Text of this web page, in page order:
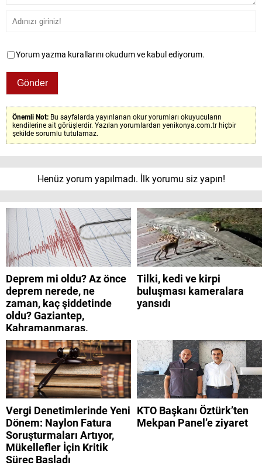
Yorum yazma kurallarını okudum ve kabul ediyorum.
Önemli Not: Bu sayfalarda yayınlanan okur yorumları okuyucuların
kendilerine ait görüşlerdir. Yazılan yorumlardan yenikonya.com.tr hiçbir
şekilde sorumlu tutulamaz.
Henüz yorum yapılmadı. İlk yorumu siz yapın!
Deprem mi oldu? Az önce
deprem nerede, ne
zaman, kaç şiddetinde
oldu? Gaziantep,
Kahramanmaraş,
Adıyaman, Şanlıurfa,
Suriye, Kilis, Hatay,
Osmaniye 9 Ağustos 2026
AFAD son depremler
listesi
Tilki, kedi ve kirpi
buluşması kameralara
yansıdı
Vergi Denetimlerinde Yeni
Dönem: Naylon Fatura
Soruşturmaları Artıyor,
Mükellefler İçin Kritik
Süreç Başladı
KTO Başkanı Öztürk’ten
Mekpan Panel’e ziyaret